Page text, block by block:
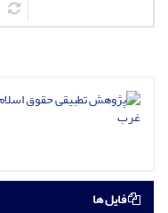
فایل ها